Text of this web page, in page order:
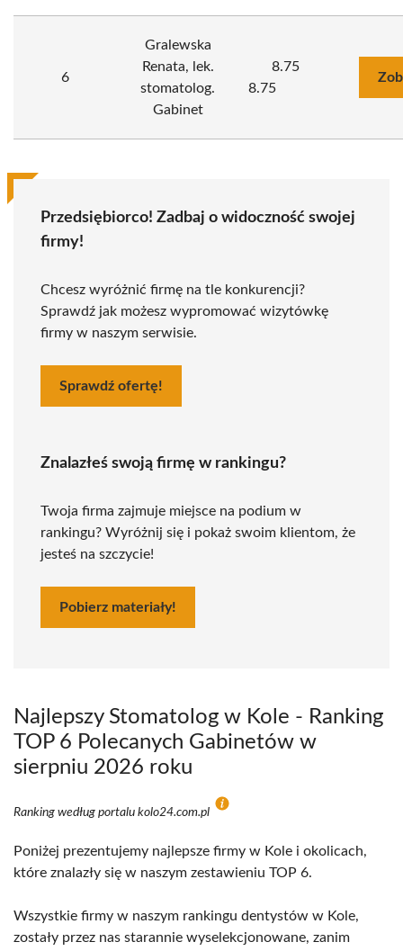
6
Gralewska
Renata, lek.
stomatolog.
Gabinet
8.75
8.75
Przedsiębiorco! Zadbaj o widoczność swojej
firmy!
Chcesz wyróżnić firmę na tle konkurencji?
Sprawdź jak możesz wypromować wizytówkę
firmy w naszym serwisie.
Sprawdź ofertę!
Znalazłeś swoją firmę w rankingu?
Twoja firma zajmuje miejsce na podium w
rankingu? Wyróżnij się i pokaż swoim klientom, że
jesteś na szczycie!
Pobierz materiały!
Najlepszy Stomatolog w Kole - Ranking
TOP 6 Polecanych Gabinetów w
sierpniu 2026 roku
Ranking według portalu kolo24.com.pl
Poniżej prezentujemy najlepsze firmy w Kole i okolicach,
które znalazły się w naszym zestawieniu TOP 6.
Wszystkie firmy w naszym rankingu dentystów w Kole,
zostały przez nas starannie wyselekcjonowane, zanim